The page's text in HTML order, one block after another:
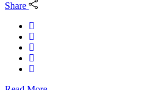
Share